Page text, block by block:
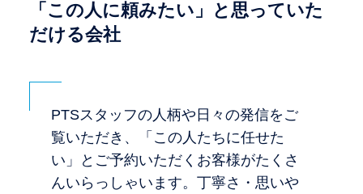
「この人に頼みたい」と思っていた
だける会社
PTSスタッフの人柄や日々の発信をご
覧いただき、「この人たちに任せた
い」とご予約いただくお客様がたくさ
んいらっしゃいます。丁寧さ・思いや